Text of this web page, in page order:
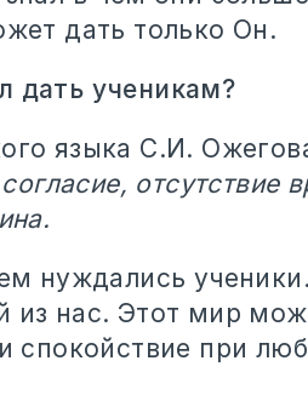
дать только Он.
дать ученикам?
языка С.И.
согласие, отсутствие
нуждались
из нас. Этот мир
спокойствие при